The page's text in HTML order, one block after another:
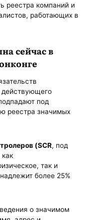
реестра компаний и
работающих в
сейчас в
действующего
под
реестра значимых
(SCR, под
так и
более 25%
о значимом